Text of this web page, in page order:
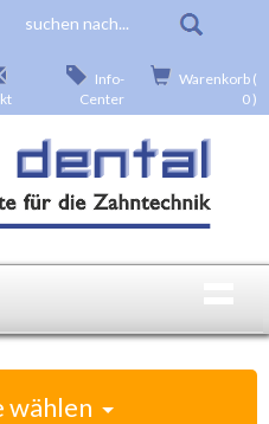
Info-
Center
Warenkorb (
0 )
wählen